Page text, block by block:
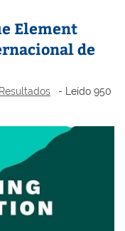
Element
de
Resultados
- Leído 950